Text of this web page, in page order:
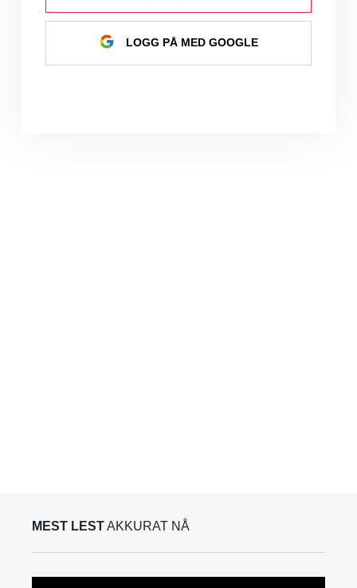
LOGG PÅ MED GOOGLE
MEST LESTAKKURAT NÅ